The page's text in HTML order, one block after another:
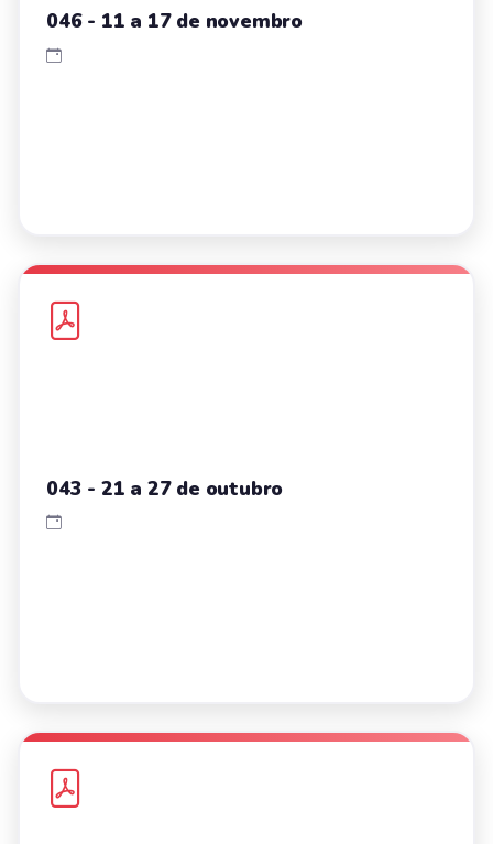
046 - 11 a 17 de novembro
043 - 21 a 27 de outubro